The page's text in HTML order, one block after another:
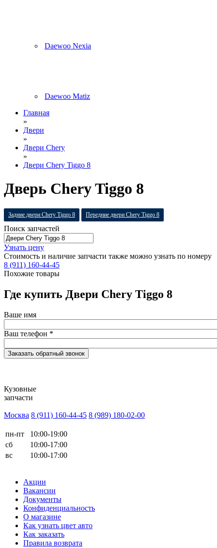
Daewoo Nexia
Daewoo Matiz
Главная
»
Двери
»
Двери Chery
»
Двери Chery Tiggo 8
Дверь Chery Tiggo 8
Задние двери Chery Tiggo 8 Передние двери Chery Tiggo 8
Поиск запчастей
Узнать цену
Стоимость и наличие запчасти также можно узнать по номеру
8 (911) 160-44-45
Похожие товары
Где купить Двери Chery Tiggo 8
Ваше имя
Ваш телефон *
Кузовные
запчасти
Москва 8 (911) 160-44-45 8 (989) 180-02-00
пн-пт
10:00-19:00
сб
10:00-17:00
вс
10:00-17:00
Акции
Вакансии
Документы
Конфиденциальность
О магазине
Как узнать цвет авто
Как заказать
Правила возврата